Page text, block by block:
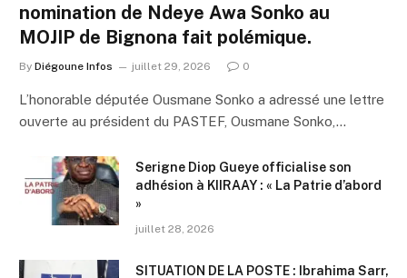
nomination de Ndeye Awa Sonko au
MOJIP de Bignona fait polémique.
By Diégoune Infos juillet 29, 2026 0
L’honorable députée Ousmane Sonko a adressé une lettre
ouverte au président du PASTEF, Ousmane Sonko,…
Serigne Diop Gueye officialise son
adhésion à KIIRAAY : « La Patrie d’abord
»
juillet 28, 2026
SITUATION DE LA POSTE : Ibrahima Sarr,